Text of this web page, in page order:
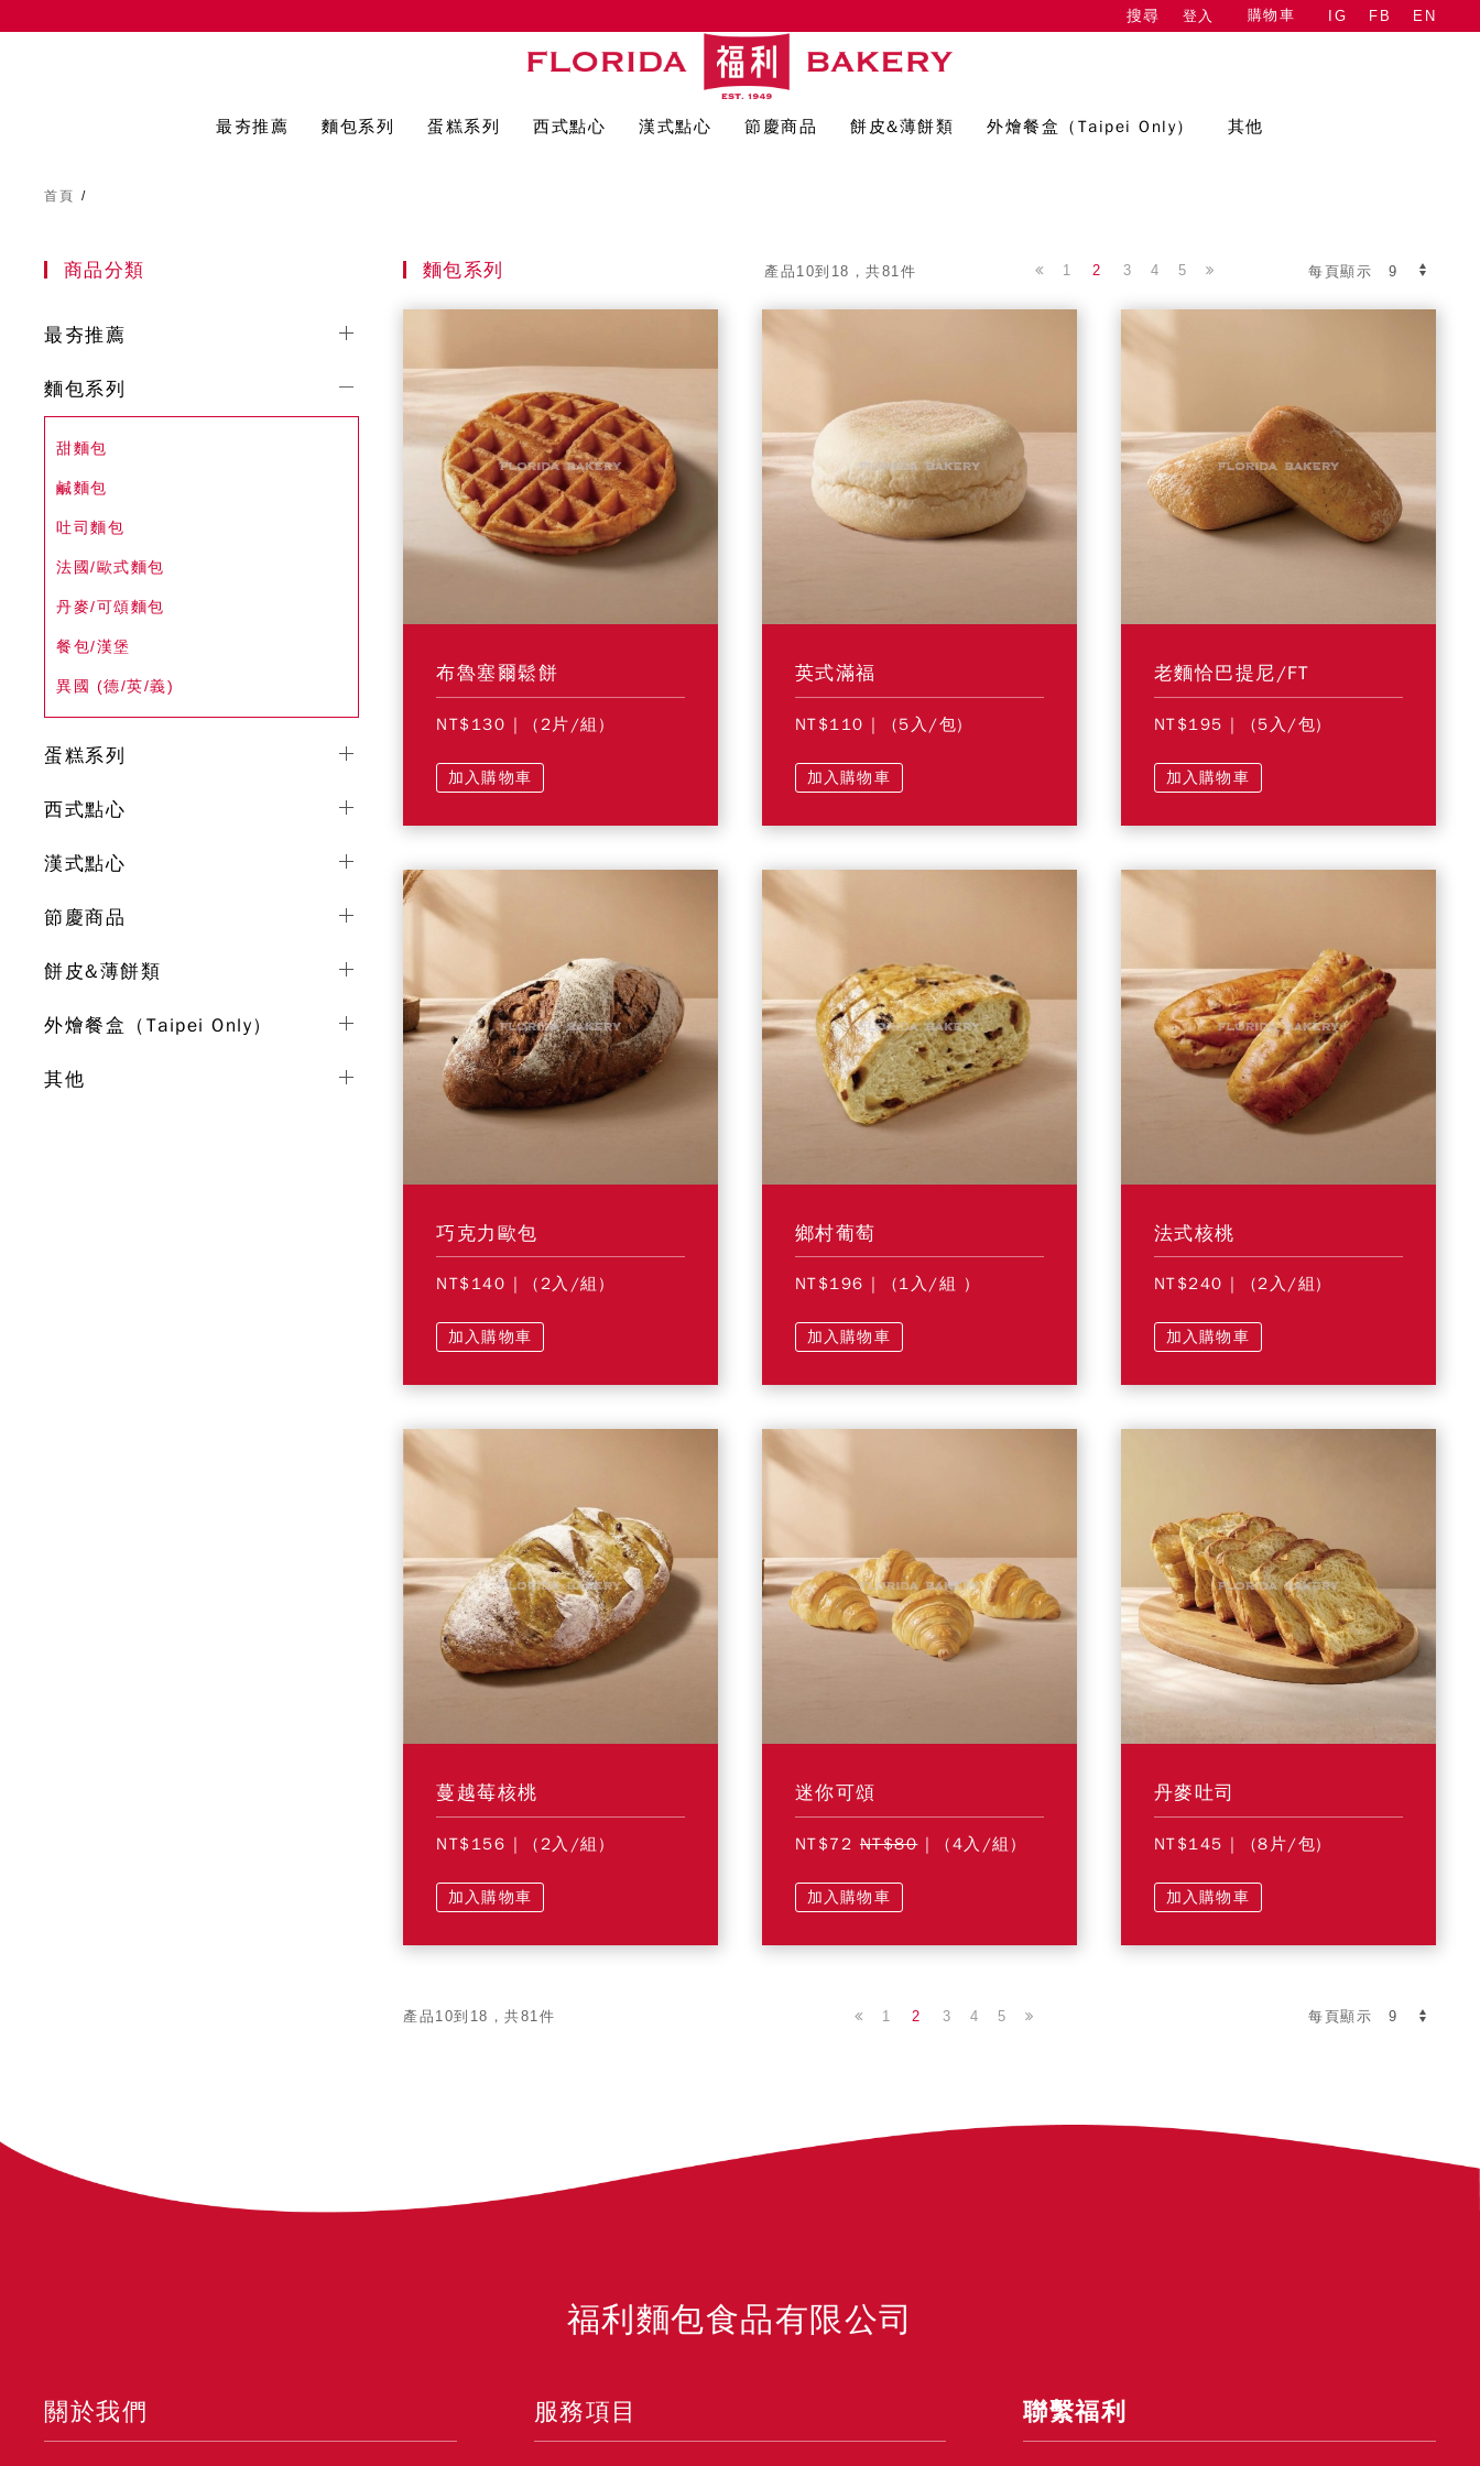
搜尋 登入 購物車 IG FB EN
最夯推薦 麵包系列 蛋糕系列 西式點心 漢式點心 節慶商品 餅皮&薄餅類 外燴餐盒（Taipei Only） 其他
首頁 /
麵包系列 產品10到18，共81件 每頁顯示
1 2 3 4 5
布魯塞爾鬆餅
NT$130 | (2片/組)
加入購物車
英式滿福
NT$110 | (5入/包)
加入購物車
老麵恰巴提尼/FT
NT$195 | (5入/包)
加入購物車
巧克力歐包
NT$140 | (2入/組)
加入購物車
鄉村葡萄
NT$196 | (1入/組 )
加入購物車
法式核桃
NT$240 | (2入/組)
加入購物車
蔓越莓核桃
NT$156 | (2入/組)
加入購物車
迷你可頌
NT$72 NT$80| (4入/組)
加入購物車
丹麥吐司
NT$145 | (8片/包)
加入購物車
產品10到18，共81件 每頁顯示
1 2 3 4 5
商品分類
最夯推薦
麵包系列
甜麵包
鹹麵包
吐司麵包
法國/歐式麵包
丹麥/可頌麵包
餐包/漢堡
異國 (德/英/義)
蛋糕系列
西式點心
漢式點心
節慶商品
餅皮&薄餅類
外燴餐盒（Taipei Only）
其他
福利麵包食品有限公司
關於我們 服務項目 聯繫福利